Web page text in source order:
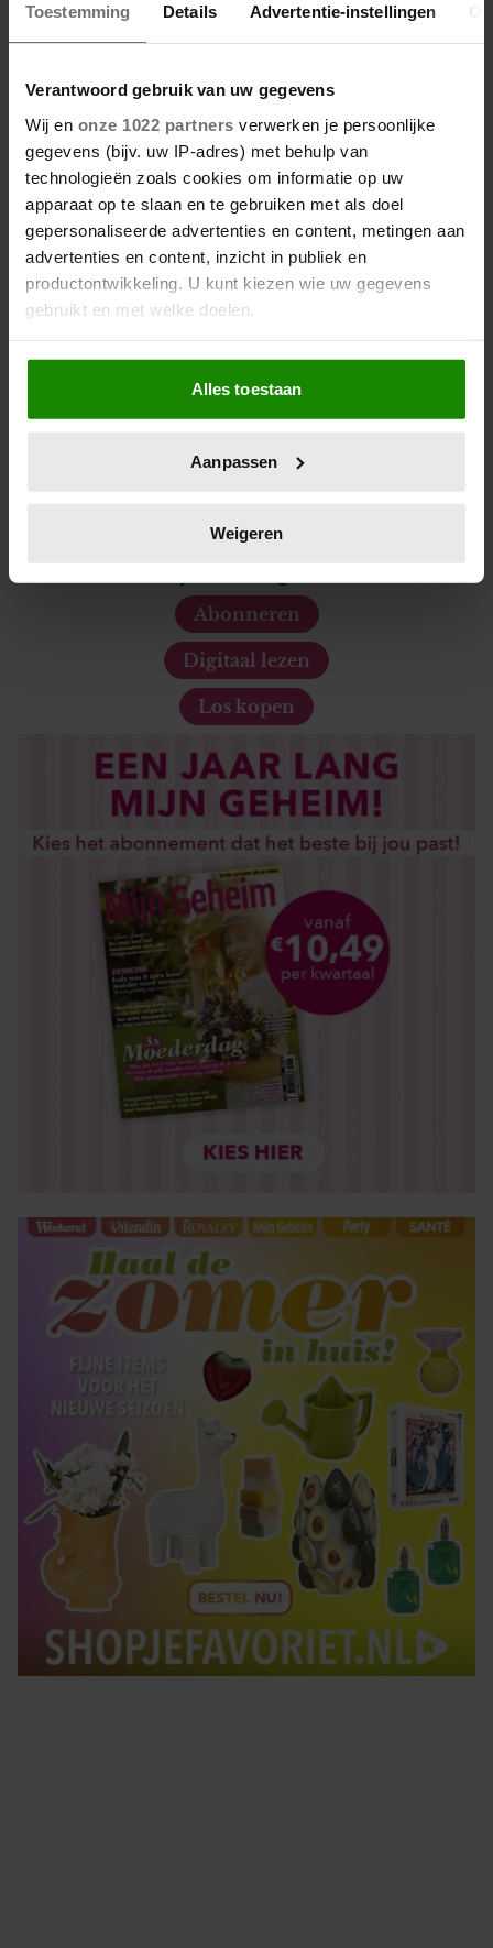
Toestemming Details Advertentie-instellingen
Verantwoord gebruik van uw gegevens
Wij en onze 1022 partners verwerken je persoonlijke
gegevens (bijv. uw IP-adres) met behulp van
technologieën zoals cookies om informatie op uw
apparaat op te slaan en te gebruiken met als doel
gepersonaliseerde advertenties en content, metingen aan
advertenties en content, inzicht in publiek en
productontwikkeling. U kunt kiezen wie uw gegevens
gebruikt en met welke doelen.
Als u het toestaat, willen we ook graag:
Informatie verzamelen over uw geografische locatie,
die tot een paar meter nauwkeurig kan zijn
op specifieke eigenschappen (fingerprinting)
verwerkt en stel uw voorkeuren in het
intrekken in de Cookieverklaring.
We gebruiken cookies om content en advertenties te
personaliseren, om functies voor social media te bieden
en om ons websiteverkeer te analyseren. Ook delen we
informatie over uw gebruik van onze site met onze
partners kunnen deze gegevens combineren met andere
informatie die u aan ze heeft verstrekt of die ze hebben
verzameld op basis van uw gebruik van hun services. U
gaat akkoord met onze cookies als u onze website blijft
Alles toestaan
Aanpassen
Weigeren
Paul, wat k*t om te lezen. Zoek snel hulp!
Abonneren
Digitaal lezen
Los kopen